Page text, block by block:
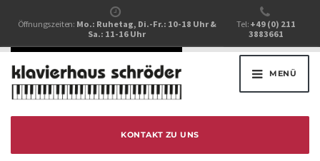
Öffnungszeiten: Mo.: Ruhetag, Di.-Fr.: 10-18 Uhr &
Sa.: 11-16 Uhr
Tel: +49 (0) 211
3883661
MENÜ
KONTAKT ZU UNS